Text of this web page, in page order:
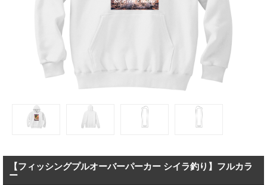
【フィッシングプルオーバーパーカー シイラ釣り】フルカラ
ー